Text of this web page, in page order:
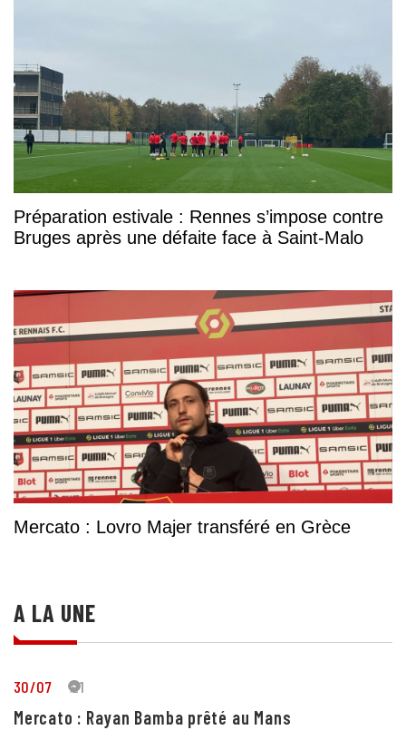
Préparation estivale : Rennes s’impose contre
Bruges après une défaite face à Saint-Malo
Mercato : Lovro Majer transféré en Grèce
A LA UNE
30/07 21
Mercato : Rayan Bamba prêté au Mans